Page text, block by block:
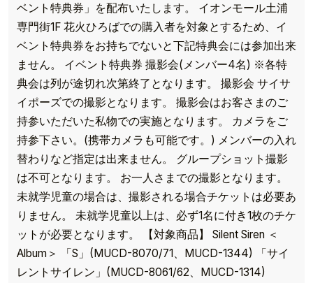
ベント特典券」を配布いたします。 イオンモール土浦
専門街1F 花火ひろばでの購入者を対象とするため、イ
ベント特典券をお持ちでないと下記特典会には参加出来
ません。 イベント特典券 撮影会(メンバー4名) ※各特
典会は列が途切れ次第終了となります。 撮影会 サイサ
イポーズでの撮影となります。 撮影会はお客さまのご
持参いただいた私物での実施となります。 カメラをご
持参下さい。(携帯カメラも可能です。) メンバーの入れ
替わりなど指定は出来ません。 グループショット撮影
は不可となります。 お一人さまでの撮影となります。
未就学児童の場合は、撮影される場合チケットは必要あ
りません。 未就学児童以上は、必ず1名に付き1枚のチケ
ットが必要となります。 【対象商品】 Silent Siren ＜
Album＞ 「S」(MUCD-8070/71、MUCD-1344) 「サイ
レントサイレン」(MUCD-8061/62、MUCD-1314)